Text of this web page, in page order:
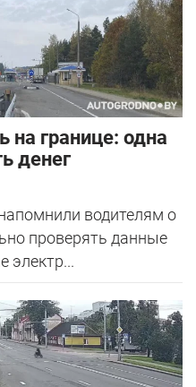
на границе: одна
денег
водителям о
проверять данные
электр...